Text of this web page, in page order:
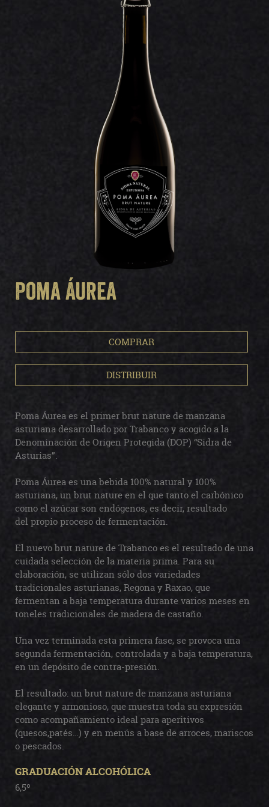
Poma Áurea
COMPRAR
DISTRIBUIR
Poma Áurea es el primer brut nature de manzana
asturiana desarrollado por Trabanco y acogido a la
Denominación de Origen Protegida (DOP) “Sidra de
Asturias”.
Poma Áurea es una bebida 100% natural y 100%
asturiana, un brut nature en el que tanto el carbónico
como el azúcar son endógenos, es decir, resultado
del propio proceso de fermentación.
El nuevo brut nature de Trabanco es el resultado de una
cuidada selección de la materia prima. Para su
elaboración, se utilizan sólo dos variedades
tradicionales asturianas, Regona y Raxao, que
fermentan a baja temperatura durante varios meses en
toneles tradicionales de madera de castaño.
Una vez terminada esta primera fase, se provoca una
segunda fermentación, controlada y a baja temperatura,
en un depósito de contra-presión.
El resultado: un brut nature de manzana asturiana
elegante y armonioso, que muestra toda su expresión
como acompañamiento ideal para aperitivos
(quesos,patés…) y en menús a base de arroces, mariscos
o pescados.
GRADUACIÓN ALCOHÓLICA
6,5º